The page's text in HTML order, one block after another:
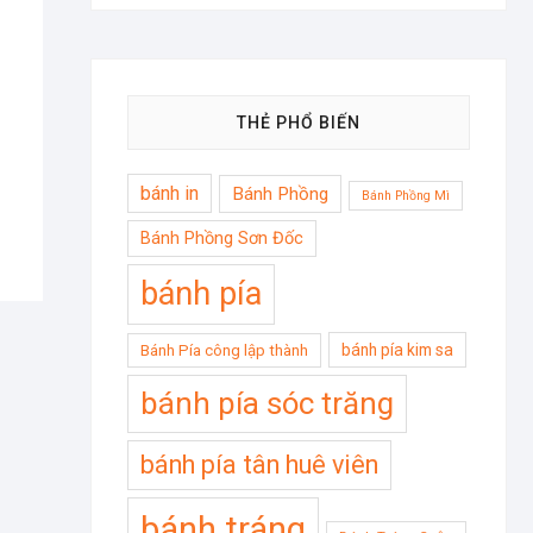
THẺ PHỔ BIẾN
bánh in Bánh Phồng Bánh Phồng Mì
Bánh Phồng Sơn Đốc
bánh pía
Bánh Pía công lập thành bánh pía kim sa
bánh pía sóc trăng
bánh pía tân huê viên